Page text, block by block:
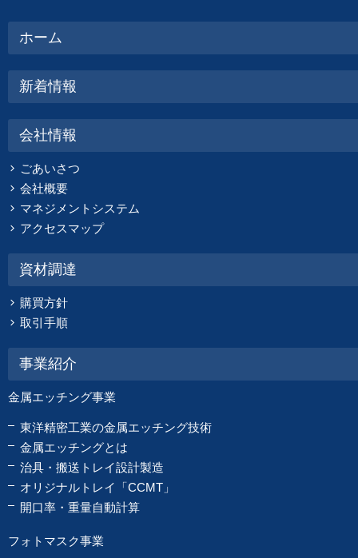
ホーム
新着情報
会社情報
ごあいさつ
会社概要
マネジメントシステム
アクセスマップ
資材調達
購買方針
取引手順
事業紹介
金属エッチング事業
東洋精密工業の金属エッチング技術
金属エッチングとは
治具・搬送トレイ設計製造
オリジナルトレイ「CCMT」
開口率・重量自動計算
フォトマスク事業